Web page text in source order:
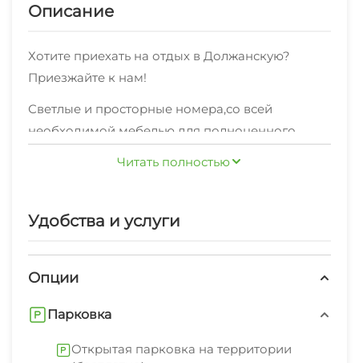
Описание
Хотите приехать на отдых в Должанскую?
Приезжайте к нам!
Светлые и просторные номера,со всей
необходимой мебелью для полноценного
высокоскоростной WI-FI интернет.
Мы будем рады предложить дополнительные
услуги: мангал/барбекю, детская игровая
(бесплатно).
В пешей доступности от нас пляж песчано,
Читать полностью
Удобства и услуги
Опции
Парковка
Открытая парковка на территории